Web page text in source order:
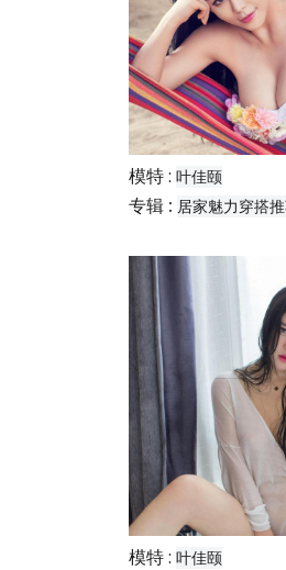
模特 : 叶佳颐
专辑 : 居家魅力穿搭
模特 : 叶佳颐